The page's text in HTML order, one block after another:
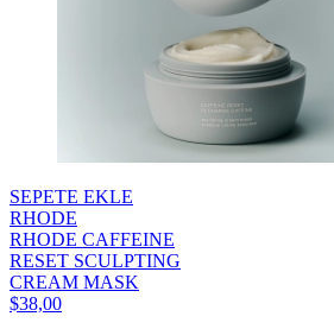
SEPETE EKLE
RHODE
RHODE CAFFEINE
RESET SCULPTING
CREAM MASK
$38,00